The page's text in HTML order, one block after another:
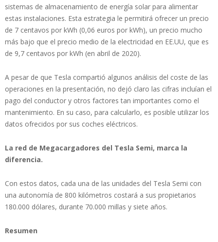
sistemas de almacenamiento de energía solar para alimentar
estas instalaciones. Esta estrategia le permitirá ofrecer un precio
de 7 centavos por kWh (0,06 euros por kWh), un precio mucho
más bajo que el precio medio de la electricidad en EE.UU, que es
de 9,7 centavos por kWh (en abril de 2020).
A pesar de que Tesla compartió algunos análisis del coste de las
operaciones en la presentación, no dejó claro las cifras incluían el
pago del conductor y otros factores tan importantes como el
mantenimiento. En su caso, para calcularlo, es posible utilizar los
datos ofrecidos por sus coches eléctricos.
La red de Megacargadores del Tesla Semi, marca la
diferencia.
Con estos datos, cada una de las unidades del Tesla Semi con
una autonomía de 800 kilómetros costará a sus propietarios
180.000 dólares, durante 70.000 millas y siete años.
Resumen